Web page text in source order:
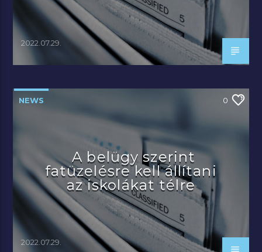
2022.07.29.
NEWS 0
A belügy szerint
fatüzelésre kell állítani
az iskolákat télre
2022.07.29.